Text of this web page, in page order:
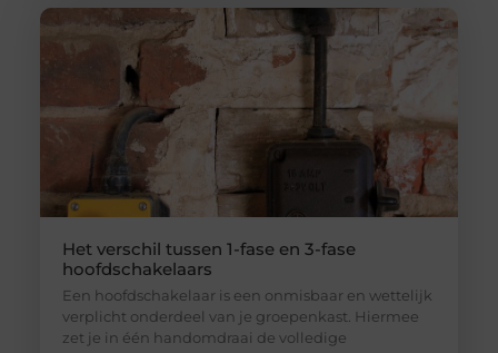
Het verschil tussen 1-fase en 3-fase
hoofdschakelaars
Een hoofdschakelaar is een onmisbaar en wettelijk
verplicht onderdeel van je groepenkast. Hiermee
zet je in één handomdraai de volledige